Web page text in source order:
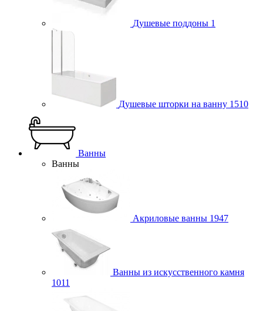
Душевые поддоны 1
Душевые шторки на ванну 1510
Ванны
Ванны
Акриловые ванны 1947
Ванны из искусственного камня
1011